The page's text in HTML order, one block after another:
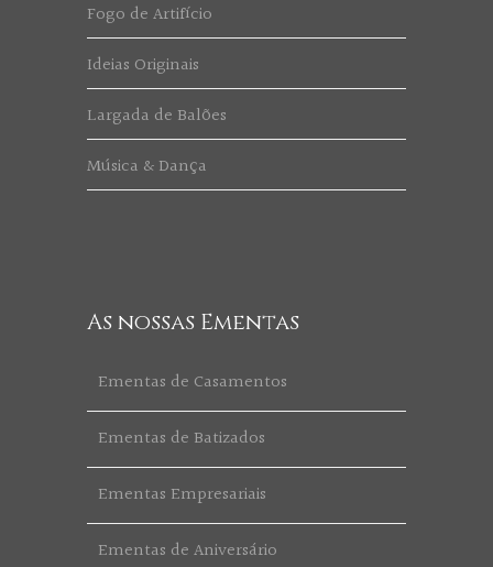
Fogo de Artifício
Ideias Originais
Largada de Balões
Música & Dança
As nossas Ementas
Ementas de Casamentos
Ementas de Batizados
Ementas Empresariais
Ementas de Aniversário